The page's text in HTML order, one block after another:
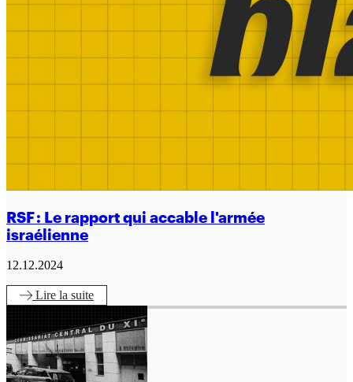
RSF : Le rapport qui accable l'armée
israélienne
12.12.2024
Lire la suite